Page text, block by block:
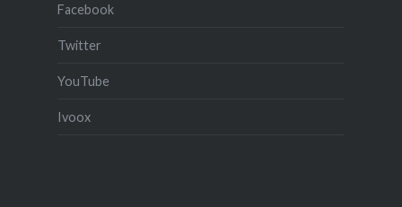
Facebook
Twitter
YouTube
Ivoox